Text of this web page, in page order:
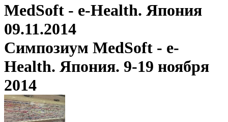
MedSoft - e-Health. Япония
09.11.2014
Симпозиум MedSoft - e-
Health. Япония. 9-19 ноября
2014